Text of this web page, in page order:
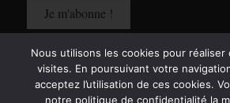
Nous utilisons les cookies pour
visites. En poursuivant votre
acceptez l’utilisation de ces cookies.
notre politique de confidentialité la